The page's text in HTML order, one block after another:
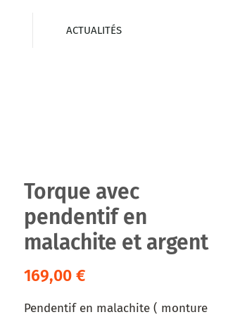
ACTUALITÉS
Torque avec
pendentif en
malachite et argent
169,00 €
Pendentif en malachite ( monture